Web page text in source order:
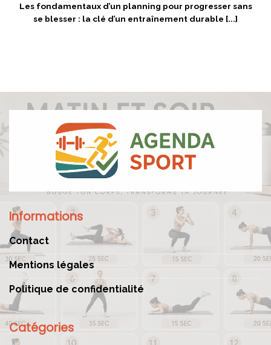
Les fondamentaux d’un planning pour progresser sans
se blesser : la clé d’un entraînement durable [...]
Informations
Contact
Mentions légales
Politique de confidentialité
Catégories